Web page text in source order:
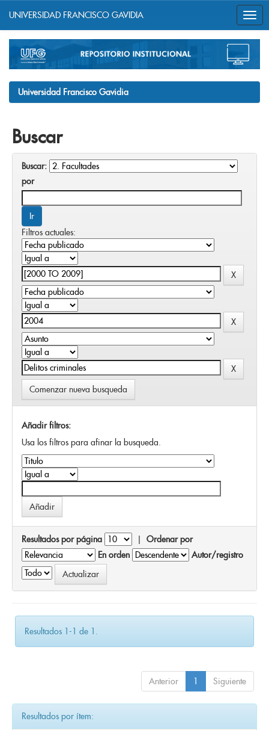
navigation
UNIVERSIDAD FRANCISCO GAVIDIA
Universidad Francisco Gavidia
Buscar
Buscar:
por
Filtros actuales:
Comenzar nueva busqueda
Añadir filtros:
Usa los filtros para afinar la busqueda.
Resultados por página | Ordenar por
En orden
Autor/registro
Resultados 1-1 de 1.
Anterior 1 Siguiente
Resultados por ítem: